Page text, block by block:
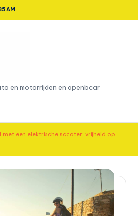
AM
en motorrijden en openbaar
met een elektrische scooter: vrijheid op